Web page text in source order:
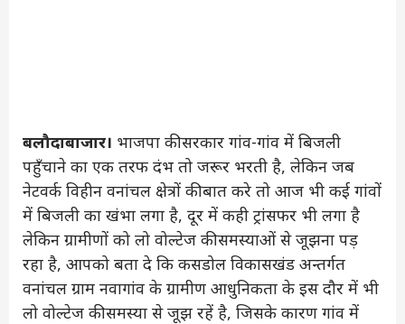
बलौदाबाजार। भाजपा की सरकार गांव-गांव में बिजली
पहुँचाने का एक तरफ दंभ तो जरूर भरती है, लेकिन जब
नेटवर्क विहीन वनांचल क्षेत्रों की बात करे तो आज भी कई गांवों
में बिजली का खंभा लगा है, दूर में कही ट्रांसफर भी लगा है
लेकिन ग्रामीणों को लो वोल्टेज की समस्याओं से जूझना पड़
रहा है, आपको बता दे कि कसडोल विकासखंड अन्तर्गत
वनांचल ग्राम नवागांव के ग्रामीण आधुनिकता के इस दौर में भी
लो वोल्टेज की समस्या से जूझ रहें है, जिसके कारण गांव में